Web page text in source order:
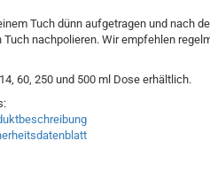
Tuch dünn aufgetragen und nach
nachpolieren. Wir empfehlen
60, 250 und 500 ml Dose erhältlich.